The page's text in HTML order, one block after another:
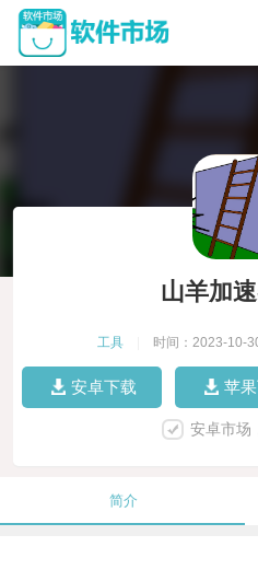
山羊加
工具 时间：2023-10-
安卓下载 苹
安卓市场
简介